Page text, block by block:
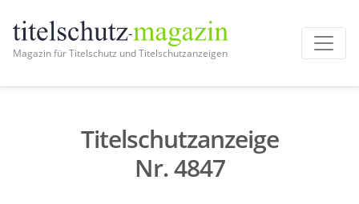
Magazin für Titelschutz und Titelschutzanzeigen
Titelschutzanzeige
Nr. 4847